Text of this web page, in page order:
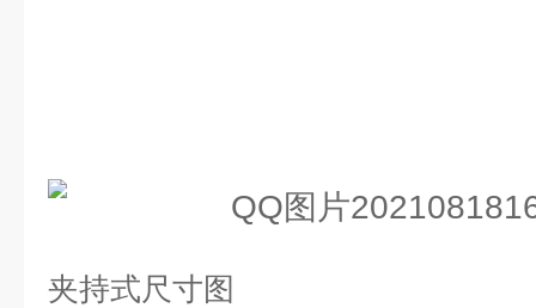
夹持式尺寸图